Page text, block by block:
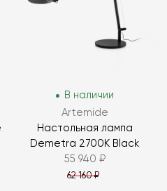
В наличии
Artemide
Настольная лампа
Demetra 2700K Black
55 940 ₽
62 160 ₽